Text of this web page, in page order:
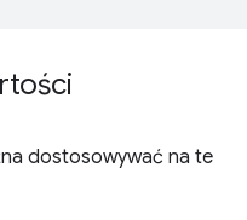
dostosowywać na te